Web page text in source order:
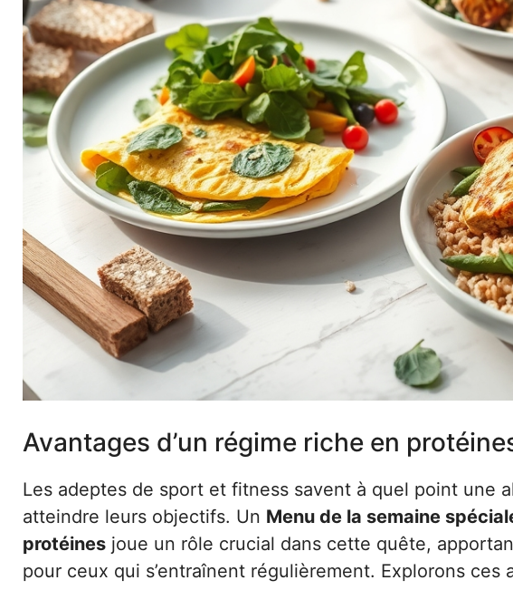
Avantages d’un régime riche en
Les adeptes de sport et fitness savent à quel point une
atteindre leurs objectifs. Un Menu de la semaine
protéines joue un rôle crucial dans cette quête,
pour ceux qui s’entraînent régulièrement. Explorons ces